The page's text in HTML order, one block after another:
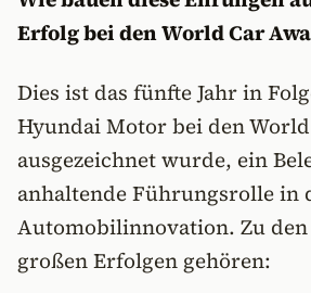
Erfolg bei den World Car
Dies ist das fünfte Jahr in
Hyundai Motor bei den
ausgezeichnet wurde, ein
anhaltende Führungsrolle in
Automobilinnovation. Zu
großen Erfolgen gehören: